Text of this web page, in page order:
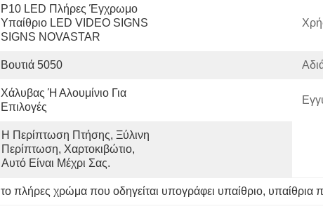
P10 LED Πλήρες Έγχρωμο
Υπαίθριο LED VIDEO SIGNS
SIGNS NOVASTAR
Βουτιά 5050
Χάλυβας Ή Αλουμίνιο Για
Επιλογές
Η Περίπτωση Πτήσης, Ξύλινη
Περίπτωση, Χαρτοκιβώτιο,
Αυτό Είναι Μέχρι Σας.
το πλήρες χρώμα που οδηγείται υπογράφει υπαίθριο, υπαίθρια